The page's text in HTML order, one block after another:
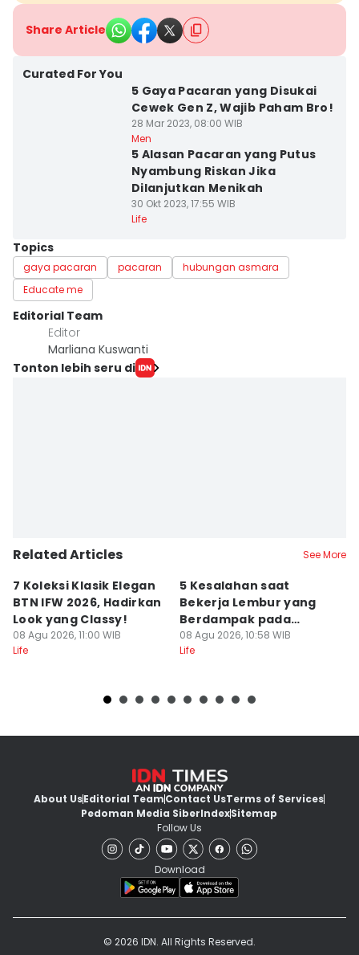
Share Article
Curated For You
5 Gaya Pacaran yang Disukai
Cewek Gen Z, Wajib Paham Bro!
28 Mar 2023, 08:00 WIB
Men
5 Alasan Pacaran yang Putus
Nyambung Riskan Jika
Dilanjutkan Menikah
30 Okt 2023, 17:55 WIB
Life
Topics
gaya pacaran pacaran
hubungan asmara
Educate me
Editorial Team
Editor
Marliana Kuswanti
Tonton lebih seru di
Related Articles See More
7 Koleksi Klasik Elegan
BTN IFW 2026, Hadirkan
Look yang Classy!
08 Agu 2026, 11:00 WIB
Life
5 Kesalahan saat
Bekerja Lembur yang
Berdampak pada
Produktivitas
08 Agu 2026, 10:58 WIB
Life
About UsEditorial TeamContact UsTerms of Services
Pedoman Media SiberIndexSitemap
Follow Us
Download
© 2026 IDN. All Rights Reserved.